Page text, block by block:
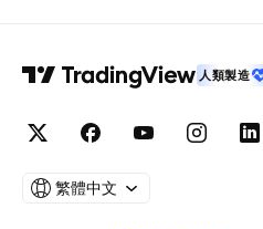
人類製造
繁體中文